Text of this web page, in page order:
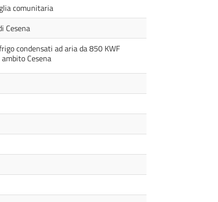
comunitaria
Cesena
condensati ad aria da 850 KWF
Cesena